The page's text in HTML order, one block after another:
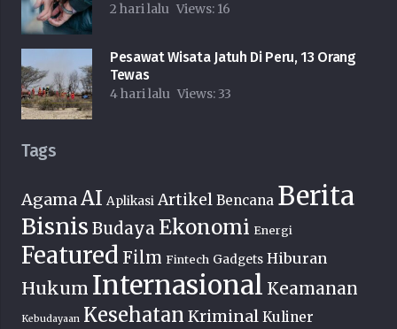
2 hari lalu Views: 16
Pesawat Wisata Jatuh Di Peru, 13 Orang
Tewas
4 hari lalu Views: 33
Tags
AgamaAI Aplikasi Artikel Bencana Berita
Bisnis Budaya Ekonomi Energi
Featured Film Fintech Gadgets Hiburan
Hukum Internasional Keamanan
Kebudayaan Kesehatan Kriminal Kuliner